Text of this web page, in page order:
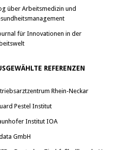
über Arbeitsmedizin und
für Innovationen in der
REFERENZEN
Rhein-Neckar
Pestel Institut
Institut IOA
GmbH